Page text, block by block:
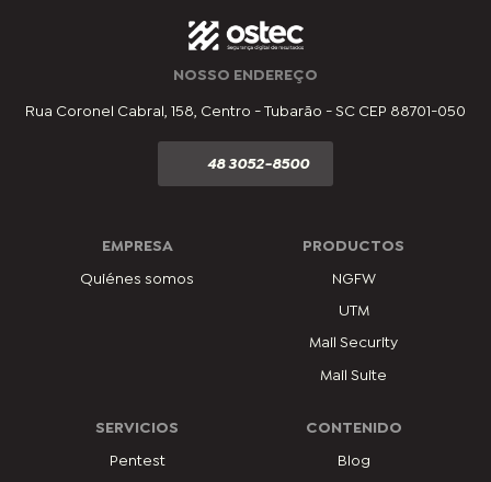
NOSSO ENDEREÇO
Rua Coronel Cabral, 158, Centro - Tubarão - SC CEP 88701-050
48 3052-8500
EMPRESA
Quiénes somos
PRODUCTOS
NGFW
UTM
Mail Security
Mail Suite
SERVICIOS
Pentest
CONTENIDO
Blog